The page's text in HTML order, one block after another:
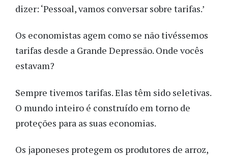
dizer: ‘Pessoal, vamos conversar sobre tarifas.’
Os economistas agem como se não tivéssemos
tarifas desde a Grande Depressão. Onde vocês
estavam?
Sempre tivemos tarifas. Elas têm sido seletivas.
O mundo inteiro é construído em torno de
proteções para as suas economias.
Os japoneses protegem os produtores de arroz,